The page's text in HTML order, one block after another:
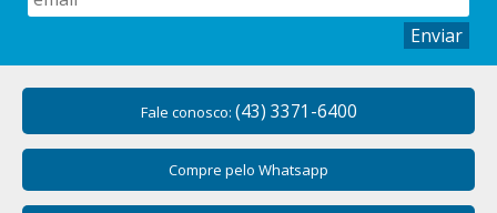
Enviar
Fale conosco: (43) 3371-6400
Compre pelo Whatsapp